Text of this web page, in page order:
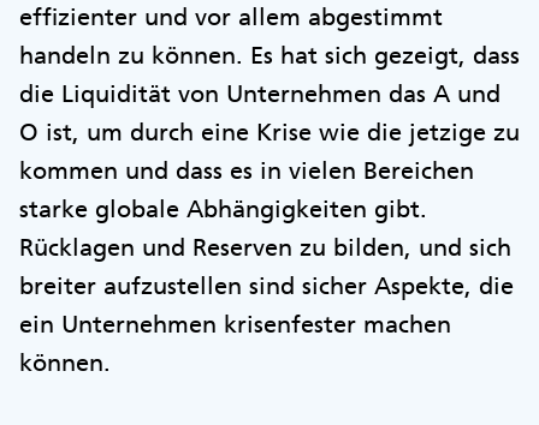
effizienter und vor allem abgestimmt
handeln zu können. Es hat sich gezeigt, dass
die Liquidität von Unternehmen das A und
O ist, um durch eine Krise wie die jetzige zu
kommen und dass es in vielen Bereichen
starke globale Abhängigkeiten gibt.
Rücklagen und Reserven zu bilden, und sich
breiter aufzustellen sind sicher Aspekte, die
ein Unternehmen krisenfester machen
können.